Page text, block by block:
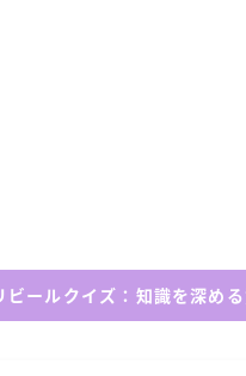
ールクイズ：知識を深め